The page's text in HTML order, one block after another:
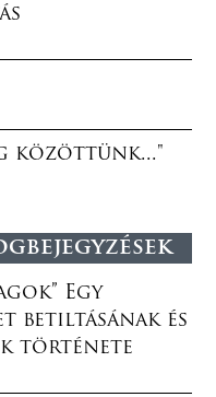
közöttünk..."
Egy
betiltásának és
története